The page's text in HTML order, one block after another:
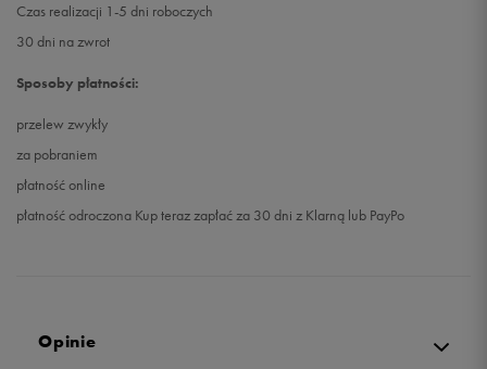
Czas realizacji 1-5 dni roboczych
30 dni na zwrot
Sposoby płatności:
przelew zwykły
za pobraniem
płatność online
płatność odroczona Kup teraz zapłać za 30 dni z Klarną lub PayPo
Opinie